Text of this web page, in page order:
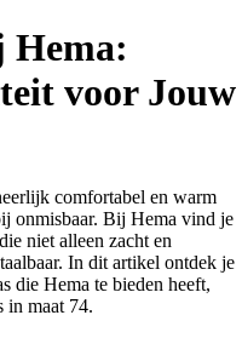
Hema:
voor Jouw
comfortabel en warm
onmisbaar. Bij Hema vind je
niet alleen zacht en
In dit artikel ontdek je
die Hema te bieden heeft,
in maat 74.